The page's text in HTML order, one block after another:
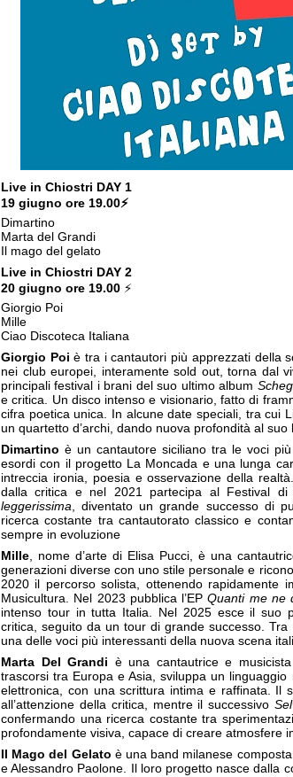
Live in Chiostri DAY 1
19 giugno ore 19.00⚡
Dimartino
Marta del Grandi
Il mago del gelato
Live in Chiostri DAY 2
20 giugno ore 19.00 ⚡
Giorgio Poi
Mille
Ciao Discoteca Italiana
Giorgio Poi è tra i cantautori più apprezzati della
nei club europei, interamente sold out, torna dal
principali festival i brani del suo ultimo album
e critica. Un disco intenso e visionario, fatto di
cifra poetica unica. In alcune date speciali, tra cui
un quartetto d’archi, dando nuova profondità al suo
Dimartino è un cantautore siciliano tra le voci
esordi con il progetto La Moncada e una lunga
intreccia ironia, poesia e osservazione della
dalla critica e nel 2021 partecipa al Festival
leggerissima , diventato un grande successo di
ricerca costante tra cantautorato classico e
sempre in evoluzione
Mille , nome d’arte di Elisa Pucci, è una
generazioni diverse con uno stile personale e
2020 il percorso solista, ottenendo rapidamente
Musicultura. Nel 2023 pubblica l’EPQuanti me ne
intenso tour in tutta Italia. Nel 2025 esce il suo
critica, seguito da un tour di grande successo.
una delle voci più interessanti della nuova scena
Marta Del Grandi è una cantautrice e
trascorsi tra Europa e Asia, sviluppa un
elettronica, con una scrittura intima e raffinata. Il
all’attenzione della critica, mentre il successivo
confermando una ricerca costante tra
profondamente visiva, capace di creare atmosfere
Il Mago del Gelato è una band milanese
e Alessandro Paolone. Il loro progetto nasce dalla